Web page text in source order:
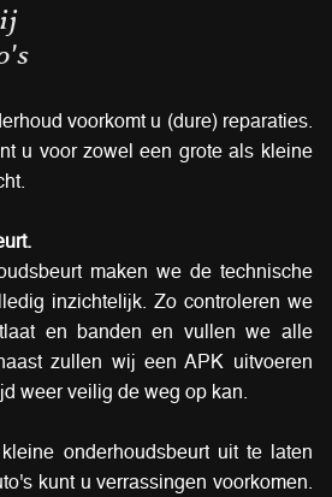
voorkomt u (dure) reparaties.
u voor zowel een grote als kleine
maken we de technische
inzichtelijk. Zo controleren we
en banden en vullen we alle
zullen wij een APK uitvoeren
weer veilig de weg op kan.
onderhoudsbeurt uit te laten
kunt u verrassingen voorkomen.